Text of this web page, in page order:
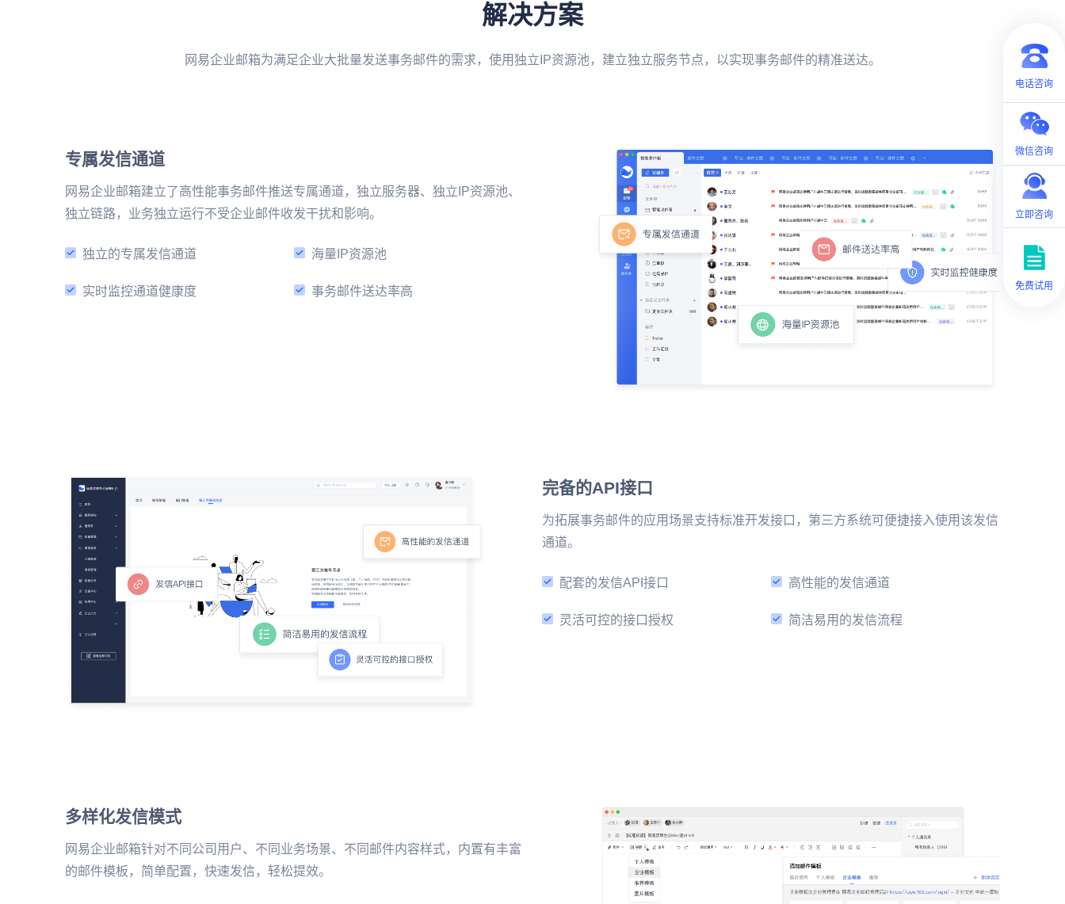
解决方案
网易企业邮箱为满足企业大批量发送事务邮件的需求，使用独立IP资源池，建立独立服务节点，以实现事务邮件的精准送达。
专属发信通道
网易企业邮箱建立了高性能事务邮件推送专属通道，独立服务器、独立IP资源池、
独立链路，业务独立运行不受企业邮件收发干扰和影响。
独立的专属发信通道 海量IP资源池
实时监控通道健康度 事务邮件送达率高
完备的API接口
为拓展事务邮件的应用场景支持标准开发接口，第三方系统可便捷接入使用该发信
通道。
配套的发信API接口 高性能的发信通道
灵活可控的接口授权 简洁易用的发信流程
多样化发信模式
网易企业邮箱针对不同公司用户、不同业务场景、不同邮件内容样式，内置有丰富
的邮件模板，简单配置，快速发信，轻松提效。
电话咨询
微信咨询
立即咨询
免费试用